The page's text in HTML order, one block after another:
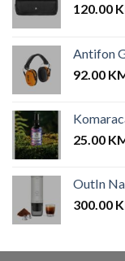
120.00
Antifon
92.00
25.00
OutIn
300.00